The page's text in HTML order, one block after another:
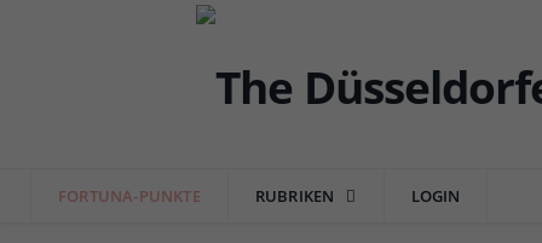
FORTUNA-PUNKTE RUBRIKEN LOGIN
NLZ-Chef verlässt die